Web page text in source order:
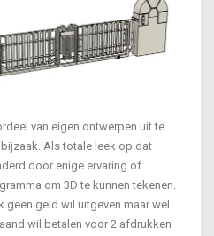
van eigen ontwerpen uit te
Als totale leek op dat
door enige ervaring of
om 3D te kunnen tekenen.
geen geld wil uitgeven maar wel
wil betalen voor 2 afdrukken